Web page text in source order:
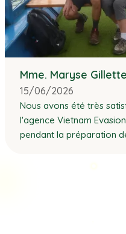
Mme. Maryse Gillette
15/06/2026
Nous avons été très
l'agence Vietnam
pendant la préparation